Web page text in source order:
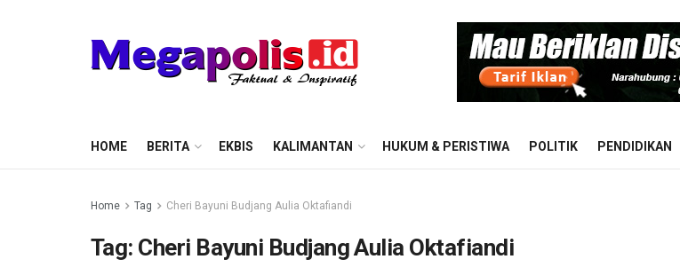
HOME BERITA EKBIS KALIMANTAN HUKUM & PERISTIWA POLITIK PENDIDIKAN
Home Tag Cheri Bayuni Budjang Aulia Oktafiandi
Tag: Cheri Bayuni Budjang Aulia Oktafiandi